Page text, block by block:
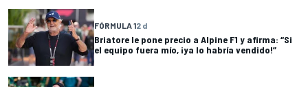
FÓRMULA 12 d
Briatore le pone precio a Alpine F1 y afirma: “Si
el equipo fuera mío, ¡ya lo habría vendido!”